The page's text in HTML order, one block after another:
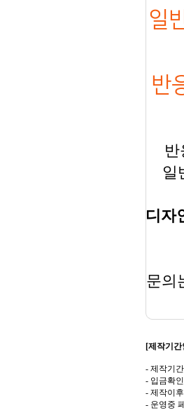
일
반
일
디자
문의
[제작기간
- 제작기
- 입금확
- 제작이
- 운영중